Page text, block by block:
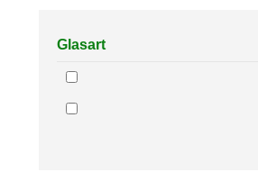
Glasart